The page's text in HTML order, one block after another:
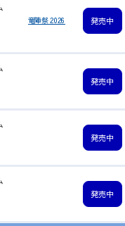
竜陣祭 2026 発売中
発売中
発売中
発売中